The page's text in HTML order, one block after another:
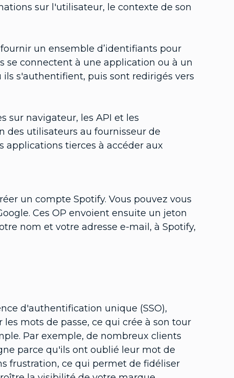
sur l'utilisateur, le contexte de son
un ensemble d’identifiants pour
se connectent à une application ou à un
ils s'authentifient, puis sont redirigés vers
sur navigateur, les API et les
des utilisateurs au fournisseur de
tierces à accéder aux
un compte Spotify. Vous pouvez vous
Ces OP envoient ensuite un jeton
nom et votre adresse e-mail, à Spotify,
d'authentification unique (SSO),
mots de passe, ce qui crée à son tour
Par exemple, de nombreux clients
parce qu'ils ont oublié leur mot de
frustration, ce qui permet de fidéliser